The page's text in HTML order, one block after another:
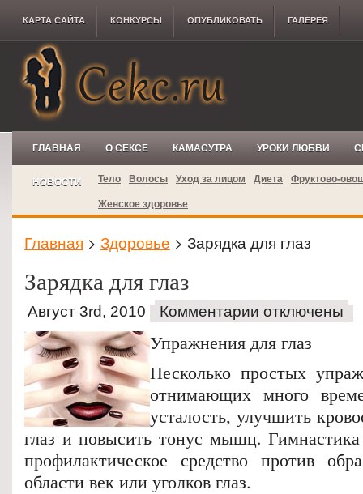
КАРТА САЙТА КОНКУРCЫ ОПУБЛИКОВАТЬ ГАЛЕРЕЯ
ГЛАВНАЯ О СЕКСЕ КАМАСУТРА УРОКИ ЛЮБВИ
НОВОСТИ Тело Волосы Уход за лицом Диета Фруктово-
Женское здоровье
Главная > Здоровье > Зарядка для глаз
Зарядка для глаз
Август 3rd, 2010 Комментарии отключены
Упражнения для глаз
Несколько простых
отнимающих много
усталость, улучшить
глаз и повысить тонус мышц.
профилактическое средство против
области век или уголков глаз.